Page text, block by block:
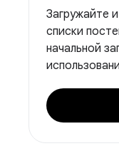
Загружайте
списки
начальной